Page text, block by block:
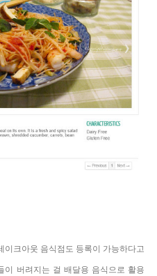
이크아웃 음식점도 등록이 가능하다고
이 버려지는 걸 배달용 음식으로 활용